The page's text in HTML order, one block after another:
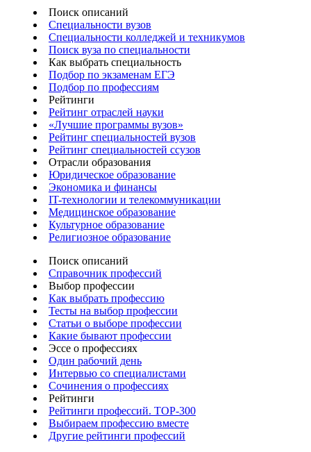
Поиск описаний
Специальности вузов
Специальности колледжей и техникумов
Поиск вуза по специальности
Как выбрать специальность
Подбор по экзаменам ЕГЭ
Подбор по профессиям
Рейтинги
Рейтинг отраслей науки
«Лучшие программы вузов»
Рейтинг специальностей вузов
Рейтинг специальностей ссузов
Отрасли образования
Юридическое образование
Экономика и финансы
IT-технологии и телекоммуникации
Медицинское образование
Культурное образование
Религиозное образование
Поиск описаний
Справочник профессий
Выбор профессии
Как выбрать профессию
Тесты на выбор профессии
Статьи о выборе профессии
Какие бывают профессии
Эссе о профессиях
Один рабочий день
Интервью со специалистами
Сочинения о профессиях
Рейтинги
Рейтинги профессий. TOP-300
Выбираем профессию вместе
Другие рейтинги профессий